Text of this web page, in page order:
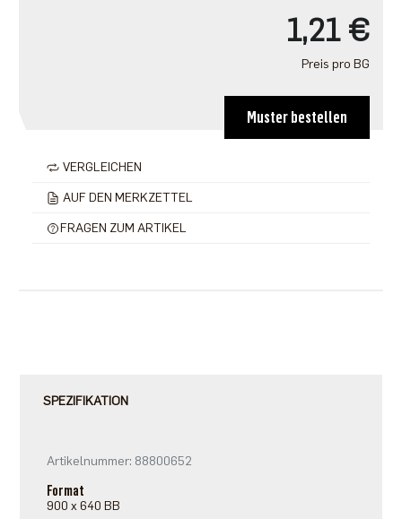
1,21 €
Preis pro BG
Muster bestellen
VERGLEICHEN
AUF DEN MERKZETTEL
FRAGEN ZUM ARTIKEL
SPEZIFIKATION
Artikelnummer: 88800652
Format
900 x 640 BB